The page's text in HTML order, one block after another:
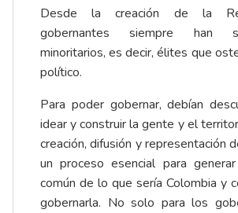
Desde la creación de la
gobernantes siempre han
minoritarios, es decir, élites que
político.
Para poder gobernar, debían
idear y construir la gente y el
creación, difusión y representación
un proceso esencial para
común de lo que sería Colombia y
gobernarla. No solo para los